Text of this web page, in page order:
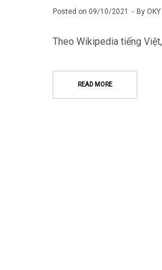
Posted on 09/10/2021 By
Theo Wikipedia tiếng
READ MORE